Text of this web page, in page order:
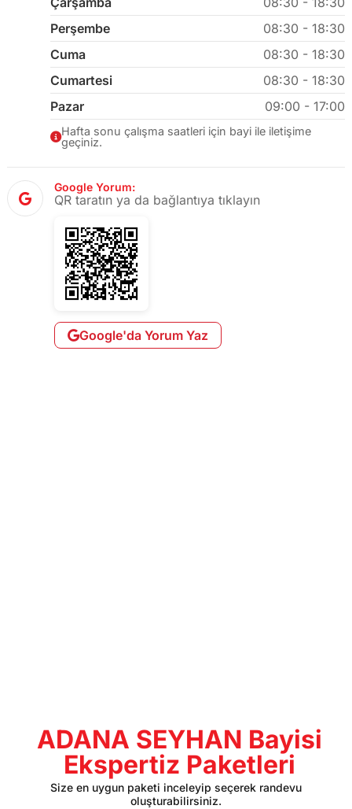
Perşembe
08:30 - 18:30
Cuma
08:30 - 18:30
Cumartesi
08:30 - 18:30
Pazar
09:00 - 17:00
Hafta sonu çalışma saatleri için bayi ile iletişime
geçiniz.
Google Yorum:
QR taratın ya da bağlantıya tıklayın
Google'da Yorum Yaz
ADANA SEYHAN Bayisi
Ekspertiz Paketleri
Size en uygun paketi inceleyip seçerek randevu
oluşturabilirsiniz.